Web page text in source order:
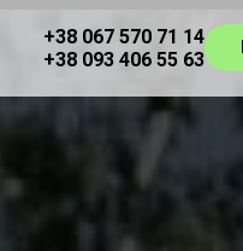
+38 067 570 71 14
+38 093 406 55 63